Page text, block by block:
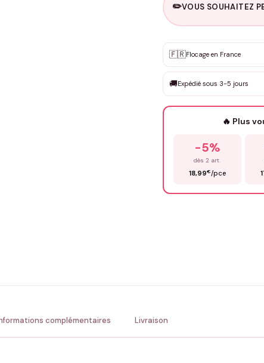
✏️VOUS SOUHAITEZ
✨ Personnalisation
DEVIS GRATUIT ·
Que souhaitez-vous ?
🇫🇷Flocage en France
🚚Expédié sous 3-5 jours
🔥 Plus
-5%
dès 2 art.
18,99€/pce
complémentaires Livraison